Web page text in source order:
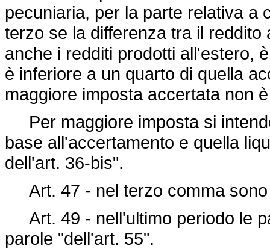
pecuniaria, per la parte relativa a
terzo se la differenza tra il
anche i redditi prodotti all'estero,
è inferiore a un quarto di quella
maggiore imposta accertata non
Per maggiore imposta si
base all'accertamento e quella
dell'art. 36-bis".
Art. 47 - nel terzo comma sono
Art. 49 - nell'ultimo periodo le
parole "dell'art. 55".